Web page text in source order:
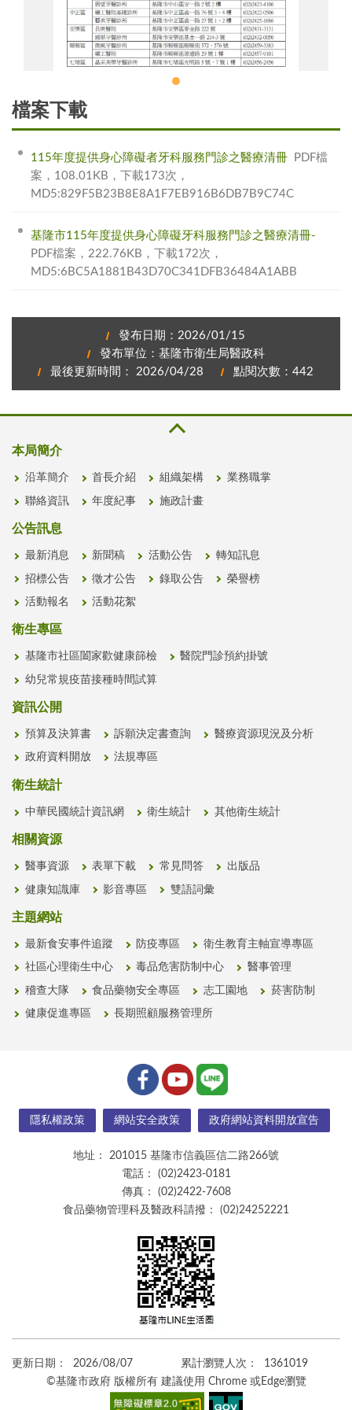
115年身心障礙者牙科診療門診
檔案下載
115年度提供身心障礙者牙科服務門診之醫療清冊
PDF檔
案，108.01KB，下載173次，
MD5:829F5B23B8E8A1F7EB916B6DB7B9C74C
基隆市115年度提供身心障礙牙科服務門診之醫療清冊-
PDF檔案，222.76KB，下載172次，
MD5:6BC5A1881B43D70C341DFB36484A1ABB
發布日期：2026/01/15
發布單位：基隆市衛生局醫政科
最後更新時間： 2026/04/28
點閱次數：442
本局簡介
沿革簡介 首長介紹 組織架構 業務職掌
聯絡資訊 年度紀事 施政計畫
公告訊息
最新消息 新聞稿 活動公告 轉知訊息
招標公告 徵才公告 錄取公告 榮譽榜
活動報名 活動花絮
衛生專區
基隆市社區闔家歡健康篩檢 醫院門診預約掛號
幼兒常規疫苗接種時間試算
資訊公開
預算及決算書 訴願決定書查詢 醫療資源現況及分析
政府資料開放 法規專區
衛生統計
中華民國統計資訊網 衛生統計 其他衛生統計
相關資源
醫事資源 表單下載 常見問答 出版品
健康知識庫 影音專區 雙語詞彙
主題網站
最新食安事件追蹤 防疫專區 衛生教育主軸宣導專區
社區心理衛生中心 毒品危害防制中心 醫事管理
稽查大隊 食品藥物安全專區 志工園地 菸害防制
健康促進專區 長期照顧服務管理所
隱私權政策 網站安全政策 政府網站資料開放宣告
地址：
201015 基隆市信義區信二路266號
電話：
(02)2423-0181
傳真：
(02)2422-7608
食品藥物管理科及醫政科請撥：
(02)24252221
更新日期： 2026/08/07 累計瀏覽人次：
1361019
©基隆市政府 版權所有 建議使用 Chrome 或Edge瀏覽